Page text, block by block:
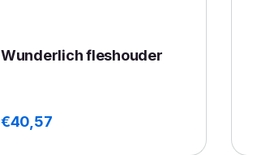
Wunderlich fleshouder
€40,57